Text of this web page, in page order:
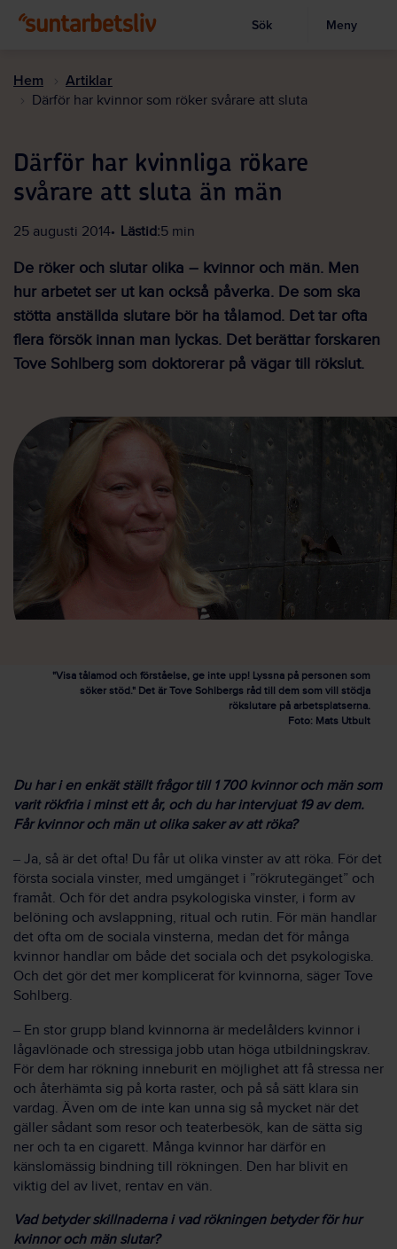
huvudinnehållet
Visa sökruta
Sök Meny
Hem Artiklar
Därför har kvinnor som röker svårare att sluta
Därför har kvinnliga rökare
svårare att sluta än män
25 augusti 2014 Lästid:5 min
De röker och slutar olika – kvinnor och män. Men
hur arbetet ser ut kan också påverka. De som ska
stötta anställda slutare bör ha tålamod. Det tar ofta
flera försök innan man lyckas. Det berättar forskaren
Tove Sohlberg som doktorerar på vägar till rökslut.
"Visa tålamod och förståelse, ge inte upp! Lyssna på personen som
söker stöd." Det är Tove Sohlbergs råd till dem som vill stödja
rökslutare på arbetsplatserna.
Foto: Mats Utbult
Du har i en enkät ställt frågor till 1 700 kvinnor och män som
varit rökfria i minst ett år, och du har intervjuat 19 av dem.
Får kvinnor och män ut olika saker av att röka?
– Ja, så är det ofta! Du får ut olika vinster av att röka. För det
första sociala vinster, med umgänget i ”rökrutegänget” och
framåt. Och för det andra psykologiska vinster, i form av
belöning och avslappning, ritual och rutin. För män handlar
det ofta om de sociala vinsterna, medan det för många
kvinnor handlar om både det sociala och det psykologiska.
Och det gör det mer komplicerat för kvinnorna, säger Tove
Sohlberg.
– En stor grupp bland kvinnorna är medelålders kvinnor i
lågavlönade och stressiga jobb utan höga utbildningskrav.
För dem har rökning inneburit en möjlighet att få stressa ner
och återhämta sig på korta raster, och på så sätt klara sin
vardag. Även om de inte kan unna sig så mycket när det
gäller sådant som resor och teaterbesök, kan de sätta sig
ner och ta en cigarett. Många kvinnor har därför en
känslomässig bindning till rökningen. Den har blivit en
viktig del av livet, rentav en vän.
Vad betyder skillnaderna i vad rökningen betyder för hur
kvinnor och män slutar?